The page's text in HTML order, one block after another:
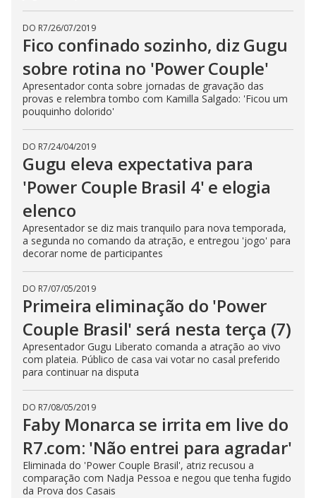
DO R7/26/07/2019
Fico confinado sozinho, diz Gugu
sobre rotina no 'Power Couple'
Apresentador conta sobre jornadas de gravação das
provas e relembra tombo com Kamilla Salgado: 'Ficou um
pouquinho dolorido'
DO R7/24/04/2019
Gugu eleva expectativa para
'Power Couple Brasil 4' e elogia
elenco
Apresentador se diz mais tranquilo para nova temporada,
a segunda no comando da atração, e entregou 'jogo' para
decorar nome de participantes
DO R7/07/05/2019
Primeira eliminação do 'Power
Couple Brasil' será nesta terça (7)
Apresentador Gugu Liberato comanda a atração ao vivo
com plateia. Público de casa vai votar no casal preferido
para continuar na disputa
DO R7/08/05/2019
Faby Monarca se irrita em live do
R7.com: 'Não entrei para agradar'
Eliminada do 'Power Couple Brasil', atriz recusou a
comparação com Nadja Pessoa e negou que tenha fugido
da Prova dos Casais